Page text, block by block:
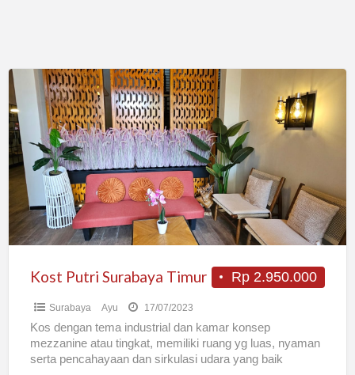
Kost
Putri
Surabaya
Timur
Rp 2.950.000
Kost Putri Surabaya Timur
Surabaya Ayu 17/07/2023
Kos dengan tema industrial dan kamar konsep
mezzanine atau tingkat, memiliki ruang yg luas, nyaman
serta pencahayaan dan sirkulasi udara yang baik